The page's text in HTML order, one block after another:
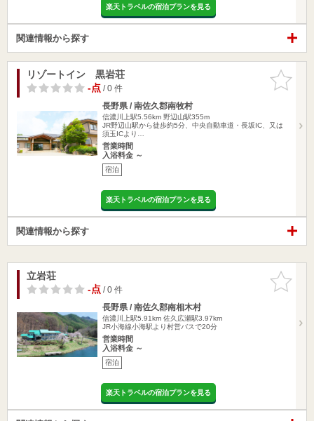
楽天トラベルの宿泊プランを見る
関連情報から探す
お気に入
りに追加
リゾートイン 黒岩荘
-点/ 0 件
長野県 / 南佐久郡南牧村
信濃川上駅5.56km 野辺山駅355m
JR野辺山駅から徒歩約5分、中央自動車道・長坂IC、又は
須玉ICより…
営業時間
入浴料金 ～
宿泊
楽天トラベルの宿泊プランを見る
関連情報から探す
お気に入
りに追加
立岩荘
-点/ 0 件
長野県 / 南佐久郡南相木村
信濃川上駅5.91km 佐久広瀬駅3.97km
JR小海線小海駅より村営バスで20分
営業時間
入浴料金 ～
宿泊
楽天トラベルの宿泊プランを見る